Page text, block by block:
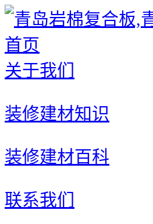
首页
关于我们
装修建材知识
装修建材百科
联系我们